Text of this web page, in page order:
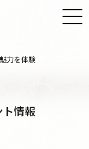
力を体験
情報